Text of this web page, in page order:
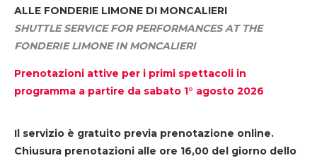
ALLE FONDERIE LIMONE DI MONCALIERI
SHUTTLE SERVICE FOR PERFORMANCES AT THE
FONDERIE LIMONE IN MONCALIERI
Prenotazioni attive per i primi spettacoli in
programma a partire da sabato 1° agosto 2026
Il servizio è gratuito previa prenotazione online.
Chiusura prenotazioni alle ore 16,00 del giorno dello